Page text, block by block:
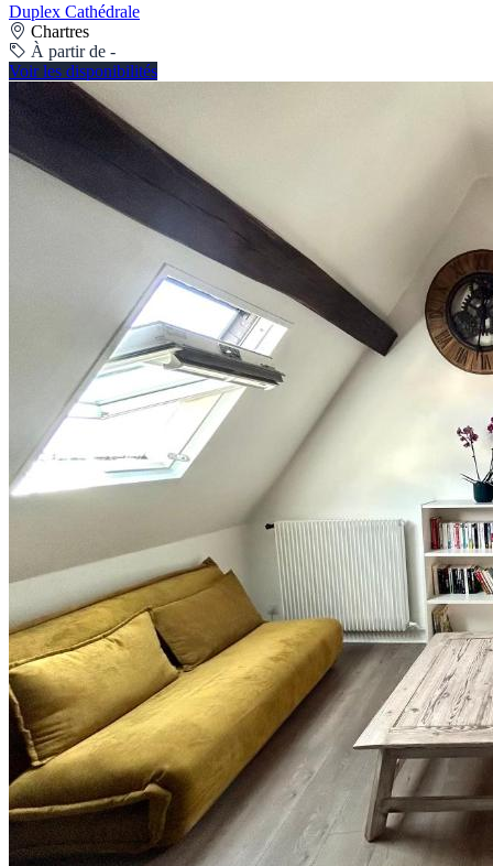
Duplex Cathédrale
Chartres
À partir de -
Voir les disponibilités